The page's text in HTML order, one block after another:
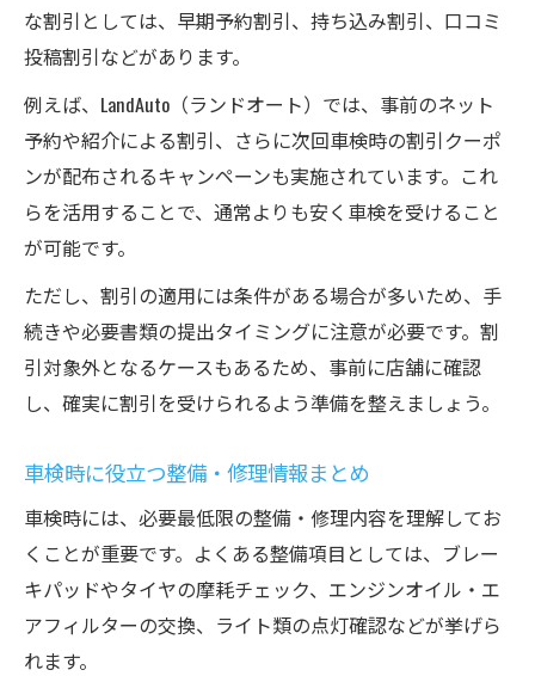
な割引としては、早期予約割引、持ち込み割引、口コミ
投稿割引などがあります。
例えば、LandAuto（ランドオート）では、事前のネット
予約や紹介による割引、さらに次回車検時の割引クーポ
ンが配布されるキャンペーンも実施されています。これ
らを活用することで、通常よりも安く車検を受けること
が可能です。
ただし、割引の適用には条件がある場合が多いため、手
続きや必要書類の提出タイミングに注意が必要です。割
引対象外となるケースもあるため、事前に店舗に確認
し、確実に割引を受けられるよう準備を整えましょう。
車検時に役立つ整備・修理情報まとめ
車検時には、必要最低限の整備・修理内容を理解してお
くことが重要です。よくある整備項目としては、ブレー
キパッドやタイヤの摩耗チェック、エンジンオイル・エ
アフィルターの交換、ライト類の点灯確認などが挙げら
れます。